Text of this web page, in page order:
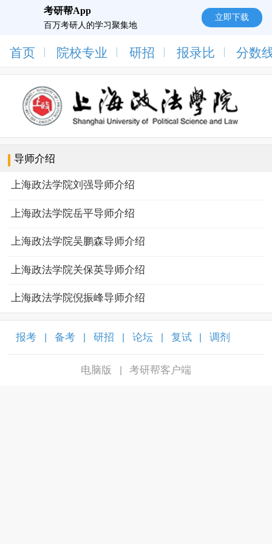
考研帮App
百万考研人的学习聚集地
立即下载
首页 院校专业 研招 报录比 分数
导师介绍
上海政法学院刘强导师介绍
上海政法学院岳平导师介绍
上海政法学院吴鹏森导师介绍
上海政法学院关保英导师介绍
上海政法学院倪振峰导师介绍
报考 备考 研招 论坛 复试 调剂
电脑版 考研帮客户端